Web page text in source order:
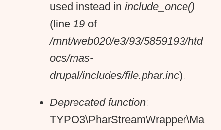
used instead in include_once()
(line 19 of
/mnt/web020/e3/93/5859193/htd
ocs/mas-
drupal/includes/file.phar.inc).
Deprecated function:
TYPO3\PharStreamWrapper\Ma